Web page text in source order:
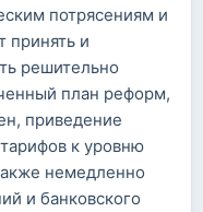
потрясениям и
принять и
решительно
план реформ,
приведение
к уровню
немедленно
и банковского